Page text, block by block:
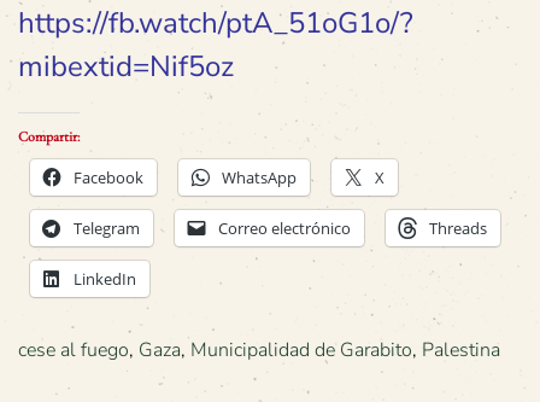
https://fb.watch/ptA_51oG1o/?
mibextid=Nif5oz
Compartir:
Facebook WhatsApp X
Telegram Correo electrónico Threads
LinkedIn
cese al fuego, Gaza, Municipalidad de Garabito, Palestina